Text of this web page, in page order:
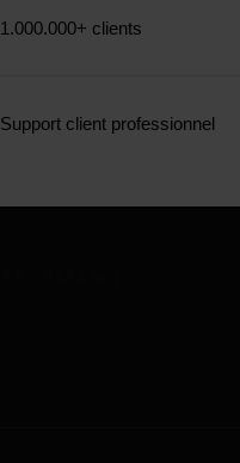
1.000.000+ clients
Support client professionnel